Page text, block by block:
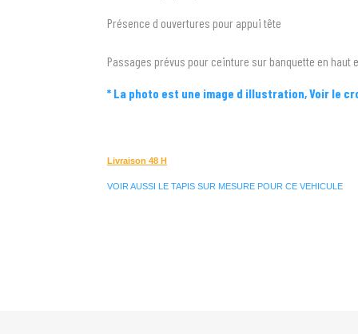
Présence d ouvertures pour appui tête
Passages prévus pour ceinture sur banquette en haut
* La photo est une image d illustration, Voir le
Livraison 48 H
VOIR AUSSI LE TAPIS SUR MESURE POUR CE VEHICULE